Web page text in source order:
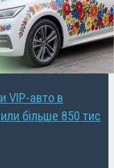
VIP-авто в
більше 850 тис